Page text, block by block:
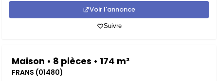
Voir l'annonce
Suivre
Maison • 8 pièces • 174 m²
FRANS (01480)